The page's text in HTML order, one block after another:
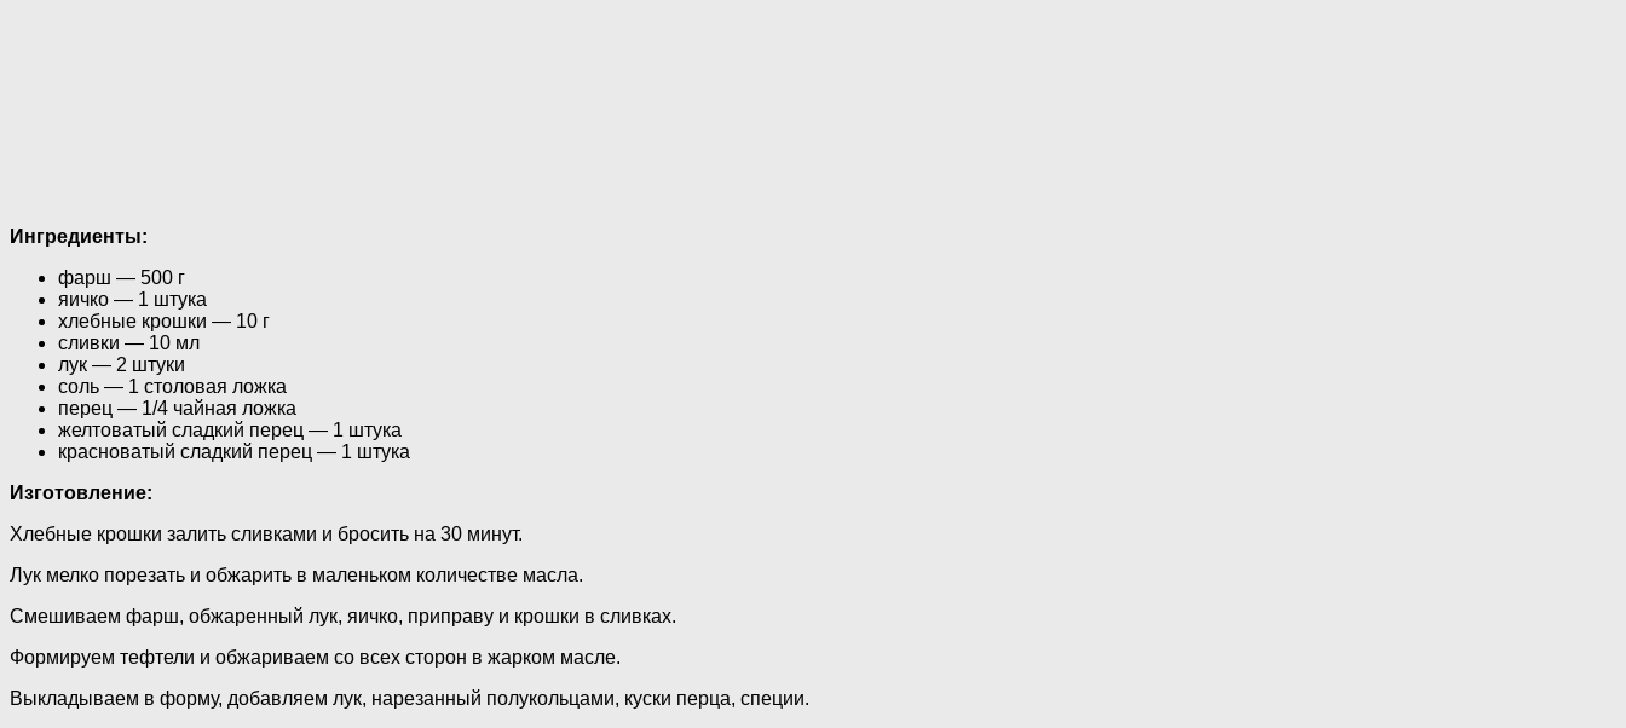
Ингредиенты:
фарш — 500 г
яичко — 1 штука
хлебные крошки — 10 г
сливки — 10 мл
лук — 2 штуки
соль — 1 столовая ложка
перец — 1/4 чайная ложка
желтоватый сладкий перец — 1 штука
красноватый сладкий перец — 1 штука
Изготовление:
Хлебные крошки залить сливками и бросить на 30 минут.
Лук мелко порезать и обжарить в маленьком количестве масла.
Смешиваем фарш, обжаренный лук, яичко, приправу и крошки в сливках.
Формируем тефтели и обжариваем со всех сторон в жарком масле.
Выкладываем в форму, добавляем лук, нарезанный полукольцами, куски перца, специи.